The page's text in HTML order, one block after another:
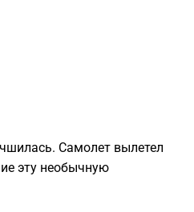
Самолет вылетел
эту необычную